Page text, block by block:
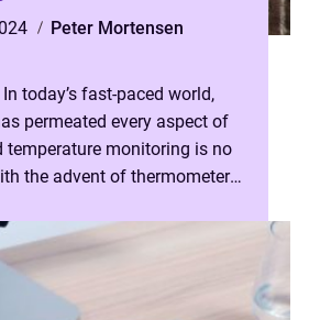
Peter Mortensen
today’s fast-paced world,
permeated every aspect of
temperature monitoring is no
the advent of thermometer